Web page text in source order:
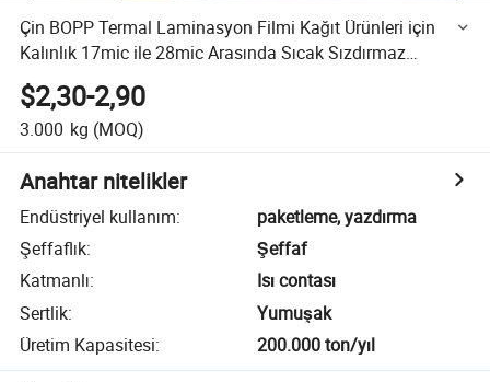
Çin BOPP Termal Laminasyon Filmi Kağıt Ürünleri için
Kalınlık 17mic ile 28mic Arasında Sıcak Sızdırmaz
Laminasyon Film Rulosu
$2,30-2,90
3.000 kg (MOQ)
Anahtar nitelikler
Endüstriyel kullanım:
paketleme, yazdırma
Şeffaflık:
Şeffaf
Katmanlı:
Isı contası
Sertlik:
Yumuşak
Üretim Kapasitesi: 200.000 ton/yıl